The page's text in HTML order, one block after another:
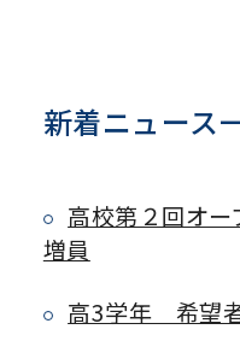
新着ニュース
高校第２回オ
増員
高3学年 希望